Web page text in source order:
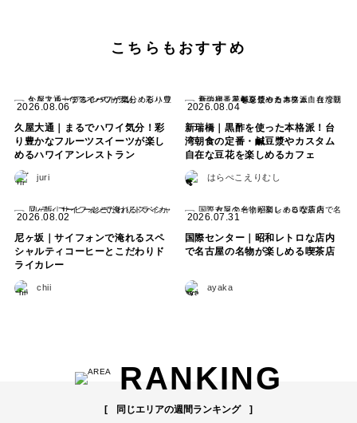
こちらもおすすめ
2026.08.06
久屋大通｜まるでハワイ気分！彩
り豊かなフルーツスイーツが楽し
めるハワイアンレストラン
juri
2026.08.04
新瑞橋｜黒酢を使った本格派！台
湾朝食の定番・鹹豆漿やカスタム
自在な豆花を楽しめるカフェ
はらぺこえりむし
2026.08.02
尼ヶ坂｜サイフォンで淹れるスペ
シャルティコーヒーとこだわりド
ライカレー
chii
2026.07.31
国際センター｜昭和レトロな店内
で名古屋の名物が楽しめる喫茶店
ayaka
RANKING
同じエリアの週間ランキング